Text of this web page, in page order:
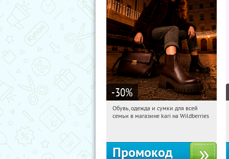
-30%
22:57:08 Получили:
Обувь, одежда и сумки для всей
семьи в магазине kari на Wildberries
Промокод